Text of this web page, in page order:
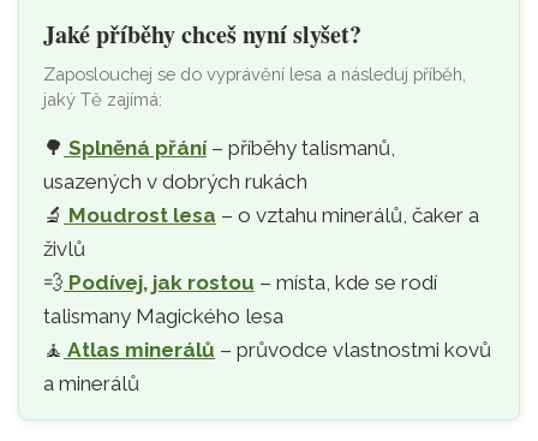
Jaké příběhy chceš nyní slyšet?
Zaposlouchej se do vyprávění lesa a následuj příběh,
jaký Tě zajímá:
🌳 Splněná přání– příběhy talismanů,
usazených v dobrých rukách
🔬 Moudrost lesa – o vztahu minerálů, čaker a
živlů
💨 Podívej, jak rostou – místa, kde se rodí
talismany Magického lesa
🧘‍ Atlas minerálů – průvodce vlastnostmi kovů
a minerálů